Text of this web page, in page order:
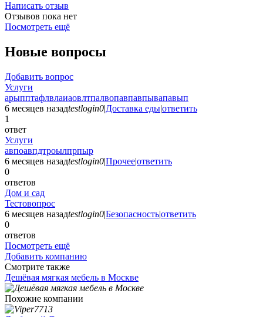
Написать отзыв
Отзывов пока нет
Посмотреть ещё
Новые вопросы
Добавить вопрос
Услуги
арыпптафлвлаиаовлтпалвопавпавпывапавып
6 месяцев назадtestlogin0|Доставка еды|ответить
1
ответ
Услуги
авпоавпдтроылпрпыр
6 месяцев назадtestlogin0|Прочее|ответить
0
ответов
Дом и сад
Тестовопрос
6 месяцев назадtestlogin0|Безопасность|ответить
0
ответов
Посмотреть ещё
Добавить компанию
Смотрите также
Дешёвая мягкая мебель в Москве
Похожие компании